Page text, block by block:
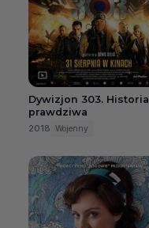
Dywizjon 303. Historia
prawdziwa
2018 Wojenny